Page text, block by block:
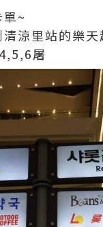
~
清涼里站的樂
屠